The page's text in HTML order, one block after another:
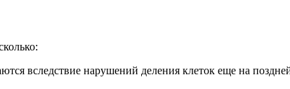
вследствие нарушений деления клеток еще на